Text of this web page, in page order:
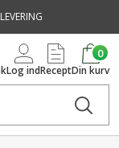
Log indRecept
0
Din kurv